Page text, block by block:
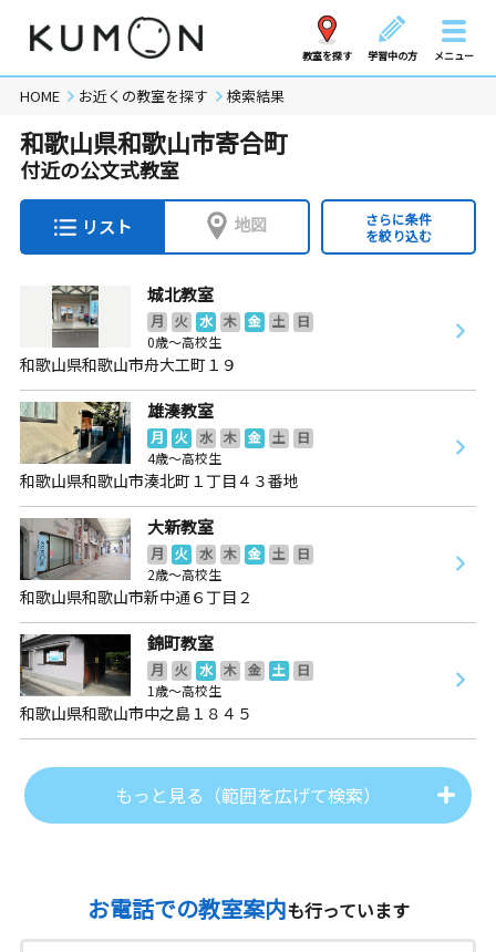
教室を探す 学習中の方 メニュー
HOME お近くの教室を探す 検索結果
和歌山県和歌山市寄合町
付近の公文式教室
リスト 地図
さらに条件
を絞り込む
城北教室
月 火 水 木 金 土
日
0歳～高校生
和歌山県和歌山市舟大工町１９
雄湊教室
月 火 水 木 金 土
日
4歳～高校生
和歌山県和歌山市湊北町１丁目４３番地
大新教室
月 火 水 木 金 土
日
2歳～高校生
和歌山県和歌山市新中通６丁目２
錦町教室
月 火 水 木 金 土
日
1歳～高校生
和歌山県和歌山市中之島１８４５
もっと見る（範囲を広げて検索）
お電話での教室案内も行っています